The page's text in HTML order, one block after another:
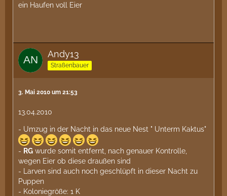
ein Haufen voll Eier
Andy13
Straßenbauer
3. Mai 2010 um 21:53
13.04.2010
- Umzug in der Nacht in das neue Nest " Unterm Kaktus"
- RG wurde somit entfernt, nach genauer Kontrolle,
wegen Eier ob diese draußen sind
- Larven sind auch noch geschlüpft in dieser Nacht zu
Puppen
- Koloniegröße: 1 K